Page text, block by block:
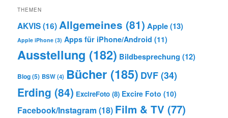
THEMEN
AKVIS(16)Allgemeines (81) Apple(13)
Apple iPhone (3) Apps für iPhone/Android (11)
Ausstellung (182) Bildbesprechung (12)
Blog(5) BSW(4) Bücher (185) DVF (34)
Erding (84) ExcireFoto (8) Excire Foto (10)
Facebook/Instagram (18) Film & TV (77)